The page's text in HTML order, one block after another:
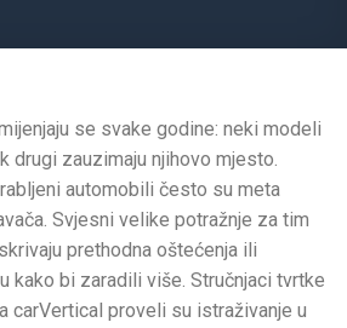
se svake godine: neki modeli
drugi zauzimaju njihovo mjesto.
automobili često su meta
Svjesni velike potražnje za tim
prethodna oštećenja ili
kako bi zaradili više. Stručnjaci tvrtke
carVertical proveli su istraživanje u